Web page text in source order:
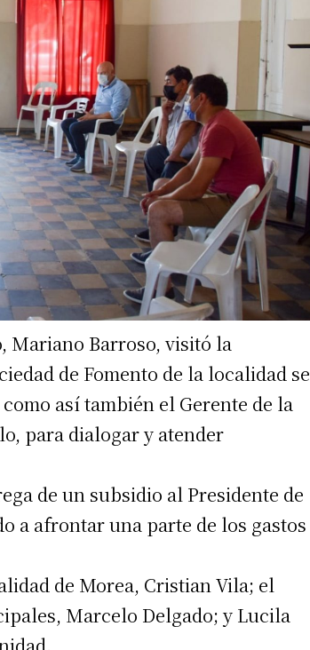
Mariano Barroso, visitó la
de Fomento de la localidad se
así también el Gerente de la
para dialogar y atender
de un subsidio al Presidente de
a afrontar una parte de los gastos
de Morea, Cristian Vila; el
Marcelo Delgado; y Lucila